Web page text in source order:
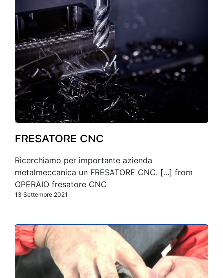
FRESATORE CNC
Ricerchiamo per importante azienda
metalmeccanica un FRESATORE CNC. [...] from
OPERAIO fresatore CNC
13 Settembre 2021